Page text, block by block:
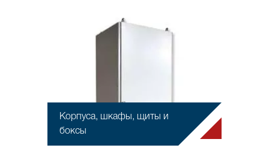
Корпуса, шкафы, щиты и
боксы